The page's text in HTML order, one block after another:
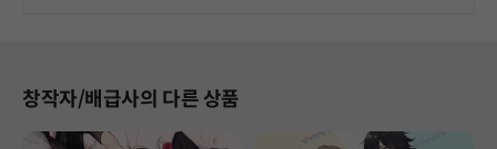
창작자/배급사의 다른 상품